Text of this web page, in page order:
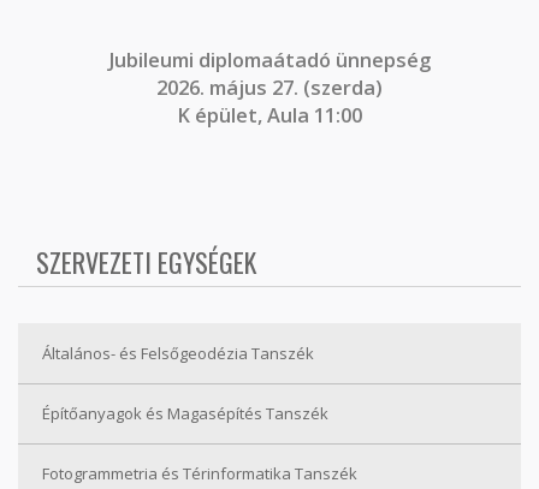
Jubileumi diplomaátadó ünnepség
2026. május 27. (szerda)
K épület, Aula 11:00
SZERVEZETI EGYSÉGEK
Általános- és Felsőgeodézia Tanszék
Építőanyagok és Magasépítés Tanszék
Fotogrammetria és Térinformatika Tanszék